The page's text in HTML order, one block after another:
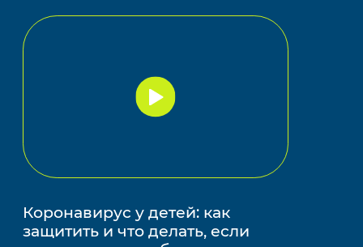
Запустить
видео
Коронавирус у детей: как
защитить и что делать, если